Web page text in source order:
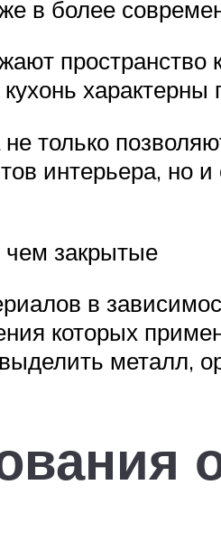
в более
пространство
только
интерьера,
чем закрытые
в
которых
металл,